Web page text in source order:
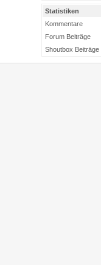
Statistiken
Kommentare
Forum Beiträge
Shoutbox Beiträge